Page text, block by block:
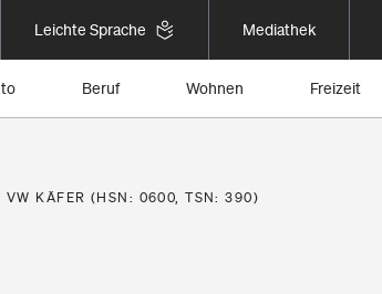
Leichte Sprache Mediathek
Beruf Wohnen Freizeit
VW KÄFER (HSN: 0600, TSN: 390)